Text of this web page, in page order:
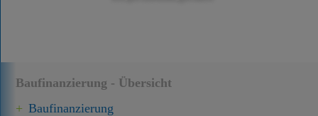
Baufinanzierung - Übersicht
Baufinanzierung